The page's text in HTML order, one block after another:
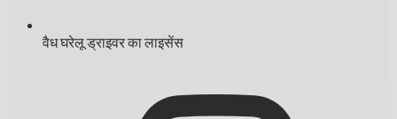
वैध घरेलू ड्राइवर का लाइसेंस